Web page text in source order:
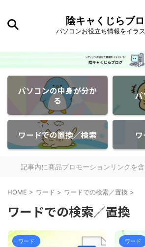
陰キャくじらブ
パソコンお役立ち情報をイラ
パソコンの中身が分か
る
パ
ワードでの置換／検索
記事内に商品プロモーションリンクを
HOME > ワード > ワードでの検索／置換 >
ワードでの検索／置換
ワード ワード